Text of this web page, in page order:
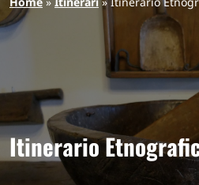
Itinerario